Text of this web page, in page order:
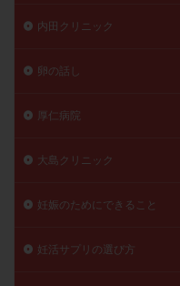
内田クリニック
卵の話し
厚仁病院
大島クリニック
妊娠のためにできること
妊活サプリの選び方